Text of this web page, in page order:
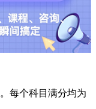
每个科目满分均为